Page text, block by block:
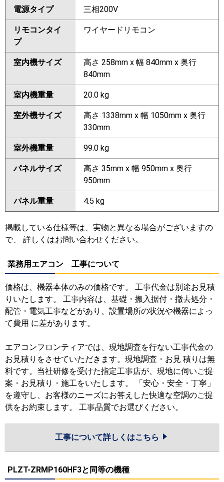
電源タイプ 三相200V
リモコンタイ
プ
ワイヤードリモコン
室内機サイズ
高さ 258mm x 幅 840mm x 奥行
840mm
室内機重量 20.0 kg
室外機サイズ
高さ 1338mm x 幅 1050mm x 奥行
330mm
室外機重量 99.0 kg
パネルサイズ
高さ 35mm x 幅 950mm x 奥行
950mm
パネル重量 4.5 kg
掲載している仕様等は、実物と異なる場合がございますの
で、 詳しくはお問い合わせください。
業務用エアコン 工事について
価格は、機器本体のみの価格です。 工事代金は別途お見積
りいたします。 工事内容は、基礎・搬入据付・撤去処分・
配管・電気工事などがあり、設置場所の状況や機器によっ
て費用 に差があります。
エアコンフロンティアでは、現地調査を行ない工事代金の
お見積りをさせていただきます。現地調査・お見 積りは無
料です。当社研修を受けた指定工事店が、現地に伺いご提
案・お見積り・施工をいたします。 「安心・安全・丁寧」
を遵守し、お客様のニーズにお答えした快適な空調のご提
供をお約束します。 工事品質でお選びください。
工事について詳しくはこちら
PLZT-ZRMP160HF3と同等の機種